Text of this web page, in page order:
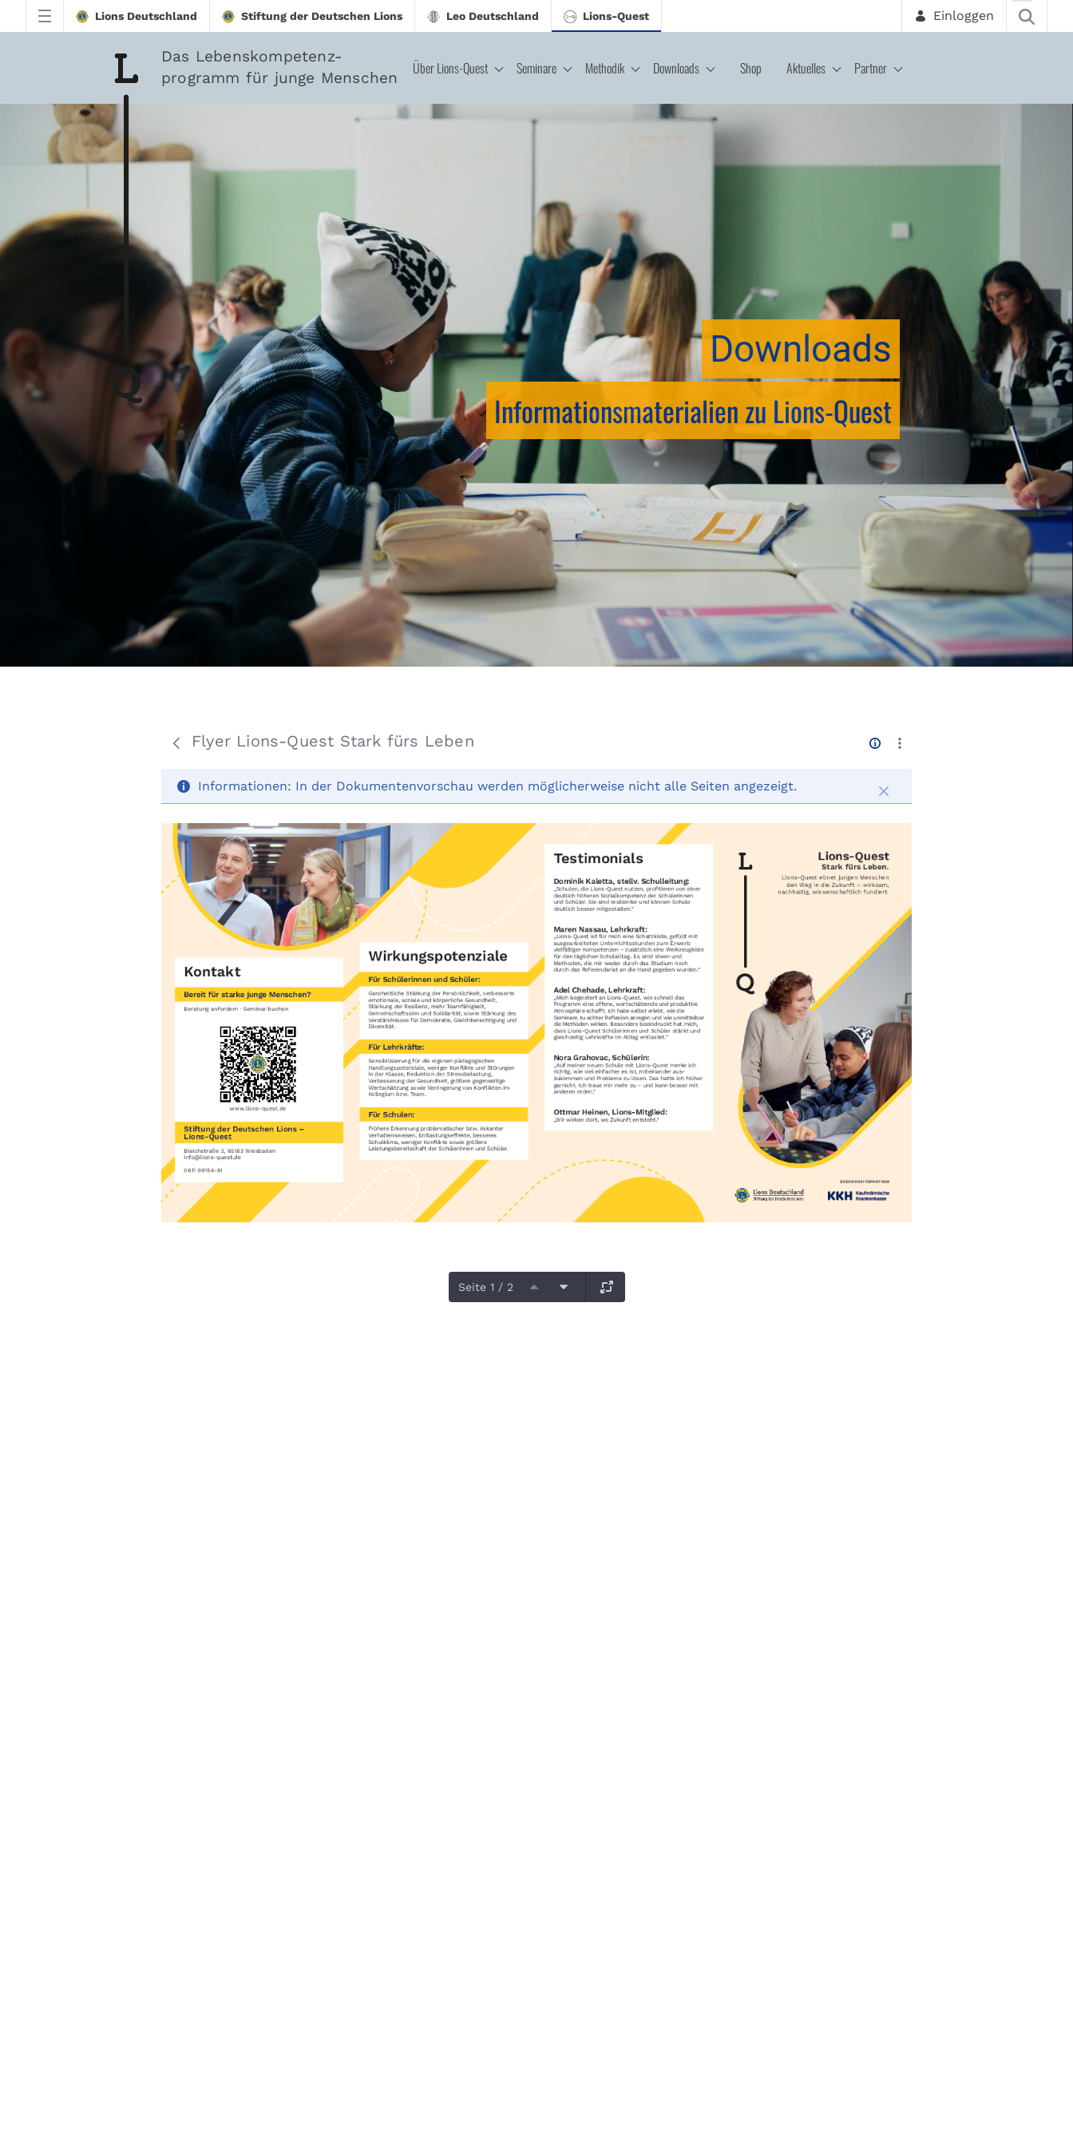
Zum Hauptinhalt springen
Lions Deutschland Stiftung der Deutschen Lions Leo Deutschland Lions-Quest Einloggen
Das Lebenskompetenz-
programm für junge Menschen
Über Lions-Quest Seminare Methodik Downloads Shop Aktuelles Partner
downloadtest20260213CJ - Lions-Quest
Downloads
Informationsmaterialien zu Lions-Quest
Flyer Lions-Quest Stark fürs Leben
Informationen: In der Dokumentenvorschau werden möglicherweise nicht alle Seiten angezeigt.
Seite 1 / 2